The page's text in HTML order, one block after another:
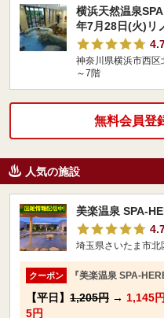
横浜天然温泉
年7月28日(火)リ
神奈川県横浜市西
～7階
無料会員登
人気の施設
美楽温泉 SPA-
埼玉県さいたま市
クーポン 『美楽温泉 SPA-
【平日】 1,205円 → 1,145円
5円